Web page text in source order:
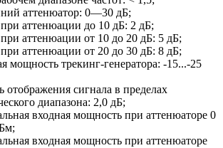
аттенюатор: 0—30 дБ;
аттенюации до 10 дБ: 2 дБ;
аттенюации от 10 до 20 дБ: 5 дБ;
аттенюации от 20 до 30 дБ: 8 дБ;
мощность трекинг-генератора: -15...-25
отображения сигнала в пределах
диапазона: 2,0 дБ;
входная мощность при аттенюаторе 0
входная мощность при аттенюаторе